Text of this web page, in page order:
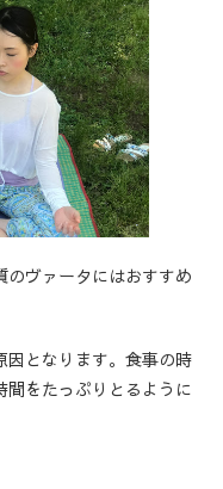
のヴァータにはおすすめ
因となります。食事の時
をたっぷりとるように